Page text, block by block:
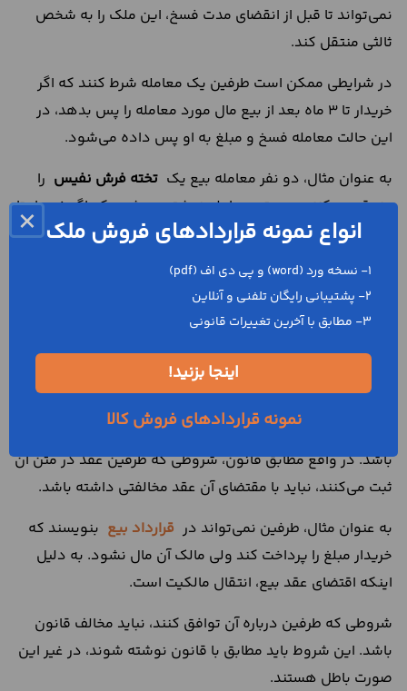
نمی‌تواند تا قبل از انقضای مدت فسخ، این ملک را به شخص
ثالثی منتقل کند.
در شرایطی ممکن است طرفین یک معامله شرط کنند که اگر
خریدار تا ۳ ماه بعد از بیع مال مورد معامله را پس بدهد، در
این حالت معامله فسخ و مبلغ به او پس داده می‌شود.
به‌ عنوان مثال، دو نفر معامله بیع یک تخته فرش نفیس را
منعقد می‌کنند. در متن معامله نوشته می‌شود که اگر خریدار تا
۳ ماه بعد این فرش را به فروشنده پس بدهد، معامله فسخ
می‌شود و او می‌تواند مبلغ آن را پس بگیرد. در این حالت اختیار
فسخ برای خریدار تعیین ‌شده است. چنانچه مدت معین نشود،
شرط و بیع هر دو باطل هستند.
شرایط عقد خیاری چه هستند؟
لازم است که این شروط با خصوصیات آن عقد سازگاری داشته
باشد. در واقع مطابق قانون، شروطی که طرفین عقد در متن آن
ثبت می‌کنند، نباید با مقتضای آن عقد مخالفتی داشته باشد.
به عنوان مثال، طرفین نمی‌تواند در قرارداد بیع بنویسند که
خریدار مبلغ را پرداخت کند ولی مالک آن مال نشود. به دلیل
اینکه اقتضای عقد بیع، انتقال مالکیت است.
شروطی که طرفین درباره آن توافق کنند، نباید مخالف قانون
باشد. این شروط باید مطابق با قانون نوشته شوند، در غیر این
صورت باطل هستند.
× انواع نمونه قراردادهای فروش ملک
1- نسخه ورد (word) و پی دی اف (pdf)
2- پشتیبانی رایگان تلفنی و آنلاین
3- مطابق با آخرین تغییرات قانونی
اینجا بزنید!
نمونه قراردادهای فروش کالا